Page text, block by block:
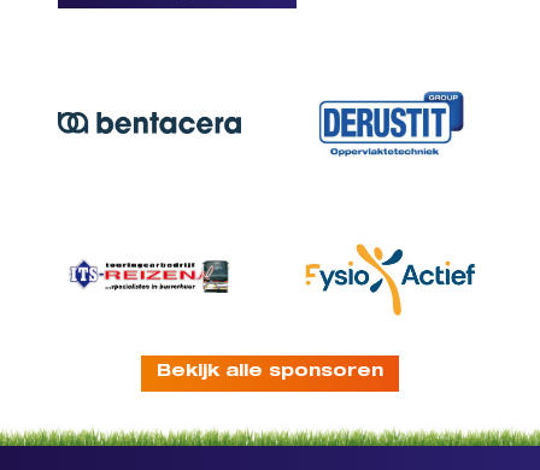
Bekijk alle sponsoren